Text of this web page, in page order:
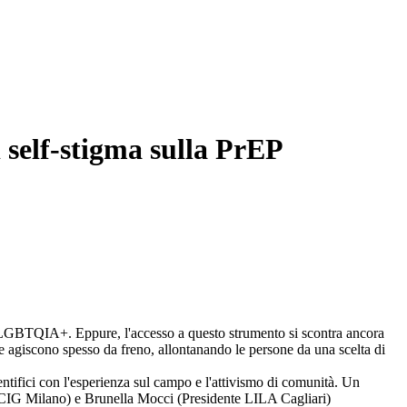
stigma sulla PrEP
Eppure, l'accesso a questo strumento si scontra ancora
spesso da freno, allontanando le persone da una scelta di
con l'esperienza sul campo e l'attivismo di comunità. Un
Milano) e Brunella Mocci (Presidente LILA Cagliari)